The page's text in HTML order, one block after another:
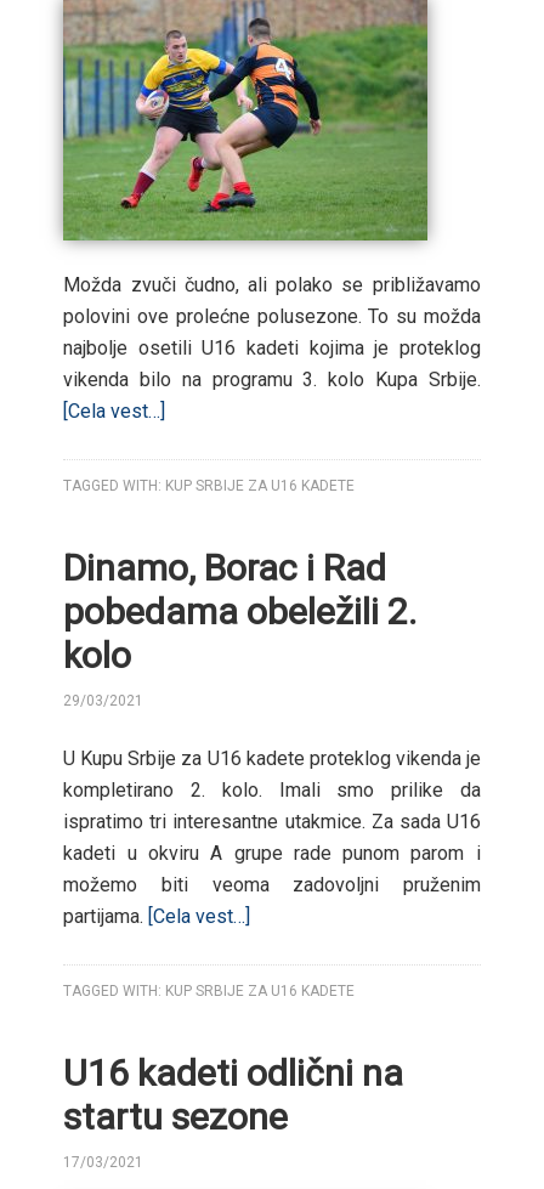
Možda zvuči čudno, ali polako se približavamo
polovini ove prolećne polusezone. To su možda
najbolje osetili U16 kadeti kojima je proteklog
vikenda bilo na programu 3. kolo Kupa Srbije.
[Cela vest…]
TAGGED WITH: KUP SRBIJE ZA U16 KADETE
Dinamo, Borac i Rad
pobedama obeležili 2.
kolo
29/03/2021
U Kupu Srbije za U16 kadete proteklog vikenda je
kompletirano 2. kolo. Imali smo prilike da
ispratimo tri interesantne utakmice. Za sada U16
kadeti u okviru A grupe rade punom parom i
možemo biti veoma zadovoljni pruženim
partijama. [Cela vest…]
TAGGED WITH: KUP SRBIJE ZA U16 KADETE
U16 kadeti odlični na
startu sezone
17/03/2021